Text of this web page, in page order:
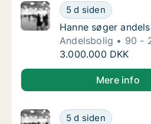
Hanne søger
5 d siden
Hanne søger
Hanne søger
Andelsbolig
90 -
Hanne søger
3.000.000 DKK
Hanne søger andelsbolig i
Mere info
Torben søger
5 d siden